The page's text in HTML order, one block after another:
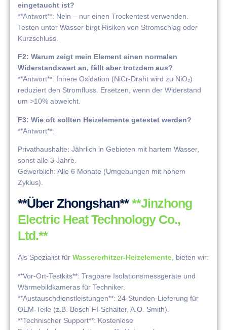
eingetaucht ist?
**Antwort**: Nein – nur einen Trockentest verwenden.
Testen unter Wasser birgt Risiken von Stromschlag oder
Kurzschluss.
F2: Warum zeigt mein Element einen normalen
Widerstandswert an, fällt aber trotzdem aus?
**Antwort**: Innere Oxidation (NiCr-Draht wird zu NiO₂)
reduziert den Stromfluss. Ersetzen, wenn der Widerstand
um >10% abweicht.
F3: Wie oft sollten Heizelemente getestet werden?
**Antwort**:
Privathaushalte: Jährlich in Gebieten mit hartem Wasser,
sonst alle 3 Jahre.
Gewerblich: Alle 6 Monate (Umgebungen mit hohem
Zyklus).
**Über Zhongshan****Jinzhong
Electric Heat Technology Co.,
Ltd.**
Als Spezialist für Wassererhitzer-Heizelemente, bieten wir:
**Vor-Ort-Testkits**: Tragbare Isolationsmessgeräte und
Wärmebildkameras für Techniker.
**Austauschdienstleistungen**: 24-Stunden-Lieferung für
OEM-Teile (z.B. Bosch FI-Schalter, A.O. Smith).
**Technischer Support**: Kostenlose